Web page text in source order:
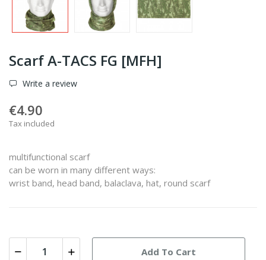
Scarf A-TACS FG [MFH]
Write a review
€4.90
Tax included
multifunctional scarf
can be worn in many different ways:
wrist band, head band, balaclava, hat, round scarf
Add To Cart